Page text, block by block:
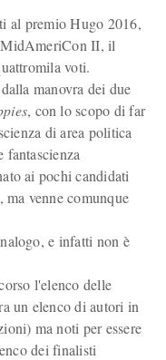
al premio Hugo 2016,
MidAmeriCon II, il
voti.
manovra dei due
, con lo scopo di far
di area politica
fantascienza
ai pochi candidati
venne comunque
e infatti non è
l'elenco delle
un elenco di autori in
ma noti per essere
dei finalisti